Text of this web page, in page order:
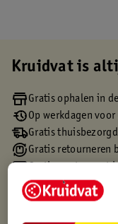
Kruidvat is
Gratis ophalen in
Op werkdagen
Gratis
Gratis retourneren